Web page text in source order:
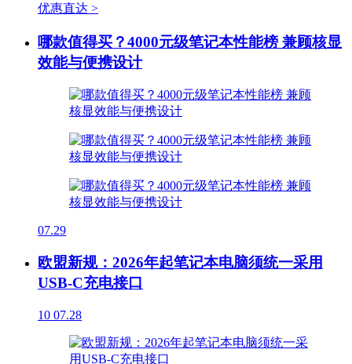
优惠直达 >
哪款值得买？4000元级笔记本性能榜 兼顾核显
效能与便携设计
07.29
欧盟新规：2026年起笔记本电脑须统一采用
USB-C充电接口
10 07.28